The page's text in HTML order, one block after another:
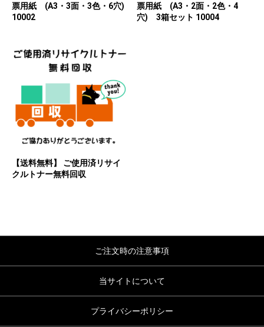
票用紙 (A3・3面・3色・6穴)
10002
票用紙 (A3・2面・2色・4
穴) 3箱セット 10004
【送料無料】 ご使用済リサイ
クルトナー無料回収
ご注文時の注意事項
当サイトについて
プライバシーポリシー